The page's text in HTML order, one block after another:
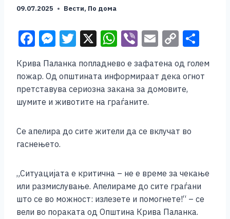
09.07.2025 Вести, По дома
F
c
e
b
o
k
M
ss
e
n
er
T
tt
er
X W
at
s
A
p
Vi
b
er
E
ai
l
C
p
y
k
ar
Крива Паланка попладнево е зафатена од голем
пожар. Од општината информираат дека огнот
претставува сериозна закана за домовите,
шумите и животите на граѓаните.
Се апелира до сите жители да се вклучат во
гаснењето.
„Ситуацијата е критична – не е време за чекање
или размислување. Апелираме до сите граѓани
што се во можност: излезете и помогнете!“ – се
вели во пораката од Општина Крива Паланка.